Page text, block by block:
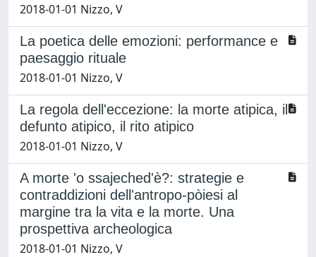
2018-01-01 Nizzo, V
La poetica delle emozioni: performance e
paesaggio rituale
2018-01-01 Nizzo, V
La regola dell'eccezione: la morte atipica, il
defunto atipico, il rito atipico
2018-01-01 Nizzo, V
A morte 'o ssajeched'è?: strategie e
contraddizioni dell'antropo-pòiesi al
margine tra la vita e la morte. Una
prospettiva archeologica
2018-01-01 Nizzo, V